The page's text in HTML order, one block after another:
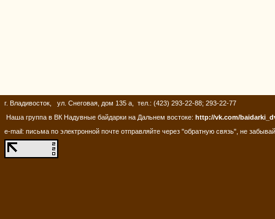
г. Владивосток, ул. Снеговая, дом 135 а, тел.: (423) 293-22-88; 293-22-77
Наша группа в ВК Надувные байдарки на Дальнем востоке: http://vk.com/
e-mail: письма по электронной почте отправляйте через "обратную связь", не